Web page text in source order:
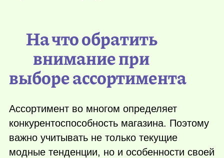
На что обратить
внимание при
выборе ассортимента
Ассортимент во многом определяет
конкурентоспособность магазина. Поэтому
важно учитывать не только текущие
модные тенденции, но и особенности своей